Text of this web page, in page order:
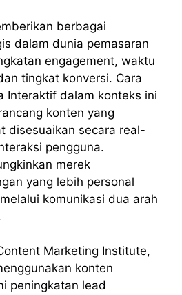
berbagai
dalam dunia pemasaran
engagement, waktu
tingkat konversi. Cara
Interaktif dalam konteks ini
konten yang
disesuaikan secara real-
pengguna.
merek
yang lebih personal
komunikasi dua arah
Marketing Institute,
konten
peningkatan lead